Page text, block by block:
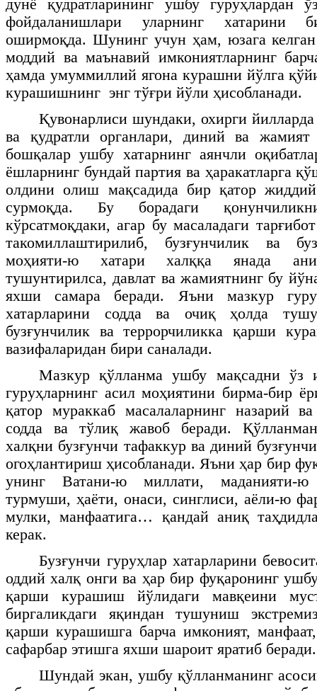
дунё қудратларининг ушбу гуруҳлардан
фойдаланишлари уларнинг хатарини
оширмоқда. Шунинг учун ҳам, юзага
моддий ва маънавий имкониятларнинг
ҳамда умуммиллий ягона курашни йўлга
курашишнинг энг тўғри йўли ҳисобланади.
Қувонарлиси шундаки, охирги
ва қудратли органлари, диний ва жамият
бошқалар ушбу хатарнинг аянчли
ёшларнинг бундай партия ва ҳаракатларга
олдини олиш мақсадида бир қатор
сурмоқда. Бу борадаги
кўрсатмоқдаки, агар бу масаладаги
такомиллаштирилиб, бузғунчилик ва
моҳияти-ю хатари халққа янада
тушунтирилса, давлат ва жамиятнинг бу
яхши самара беради. Яъни мазкур
хатарларини содда ва очиқ ҳолда
бузғунчилик ва террорчиликка қарши
вазифаларидан бири саналади.
Мазкур қўлланма ушбу мақсадни ўз
гуруҳларнинг асил моҳиятини бирма-бир
қатор мураккаб масалаларнинг назарий
содда ва тўлиқ жавоб беради.
халқни бузғунчи тафаккур ва диний
огоҳлантириш ҳисобланади. Яъни ҳар бир
унинг Ватани-ю миллати, маданияти-
турмуши, ҳаёти, онаси, синглиси, аёли-ю
мулки, манфаатига… қандай аниқ
керак.
Бузғунчи гуруҳлар хатарларини
оддий халқ онги ва ҳар бир фуқаронинг
қарши курашиш йўлидаги мавқеини
биргаликдаги яқиндан тушуниш
қарши курашишга барча имконият,
сафарбар этишга яхши шароит яратиб беради.
Шундай экан, ушбу қўлланманинг